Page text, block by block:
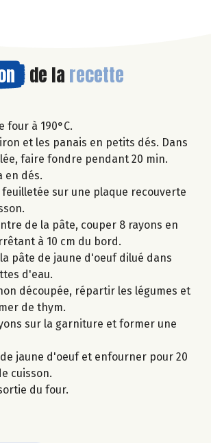
de la recette
four à 190°C.
et les panais en petits dés. Dans
faire fondre pendant 20 min.
en dés.
feuilletée sur une plaque recouverte
de la pâte, couper 8 rayons en
à 10 cm du bord.
pâte de jaune d'oeuf dilué dans
d'eau.
découpée, répartir les légumes et
de thym.
sur la garniture et former une
jaune d'oeuf et enfourner pour 20
cuisson.
du four.